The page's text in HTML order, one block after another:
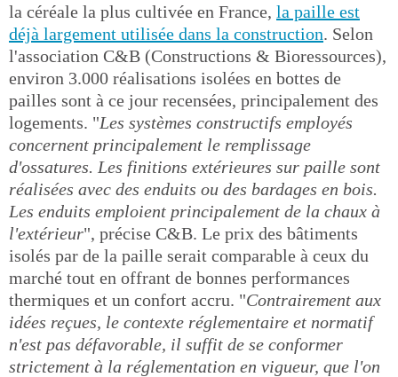
la céréale la plus cultivée en France, la paille est
déjà largement utilisée dans la construction. Selon
l'association C&B (Constructions & Bioressources),
environ 3.000 réalisations isolées en bottes de
pailles sont à ce jour recensées, principalement des
logements. "Les systèmes constructifs employés
concernent principalement le remplissage
d'ossatures. Les finitions extérieures sur paille sont
réalisées avec des enduits ou des bardages en bois.
Les enduits emploient principalement de la chaux à
l'extérieur", précise C&B. Le prix des bâtiments
isolés par de la paille serait comparable à ceux du
marché tout en offrant de bonnes performances
thermiques et un confort accru. "Contrairement aux
idées reçues, le contexte réglementaire et normatif
n'est pas défavorable, il suffit de se conformer
strictement à la réglementation en vigueur, que l'on